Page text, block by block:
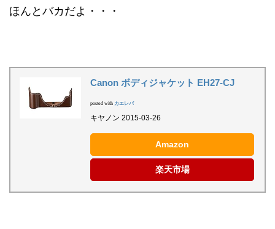
ほんとバカだよ・・・
Canon ボディジャケット EH27-CJ
posted with カエレバ
キヤノン 2015-03-26
Amazon
楽天市場